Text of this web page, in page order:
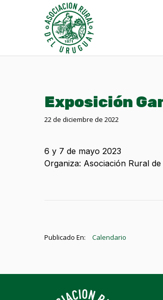
Exposición
22 de diciembre de 2022
6 y 7 de mayo 2023
Organiza: Asociación Rural
Publicado En: Calendario